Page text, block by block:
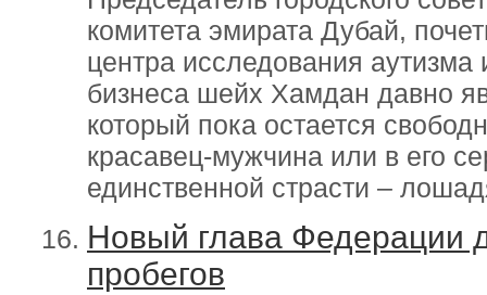
комитета эмирата Дубай,
центра исследования
бизнеса шейх Хамдан давно
который пока остается
красавец-мужчина или в его
единственной страсти –
Новый глава Федерации
пробегов